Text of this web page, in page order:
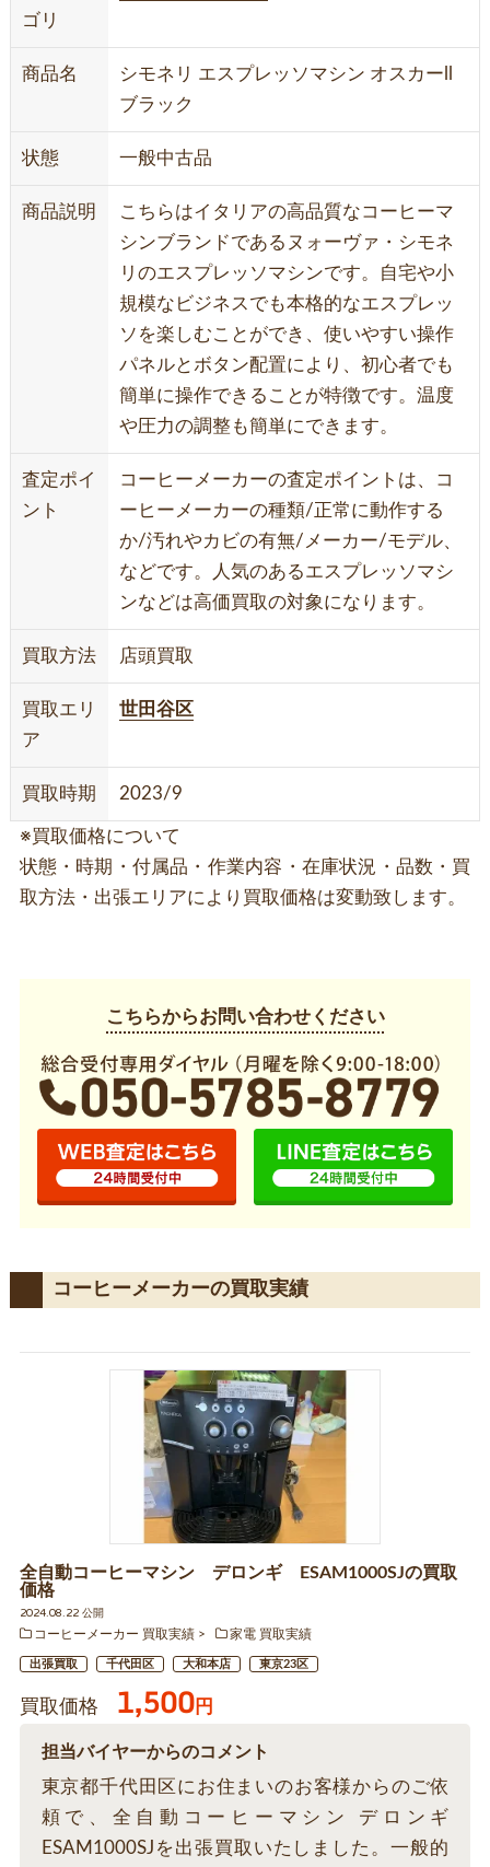
ゴリ
商品名
シモネリ エスプレッソマシン オスカーll
ブラック
状態 一般中古品
商品説明
こちらはイタリアの高品質なコーヒーマ
シンブランドであるヌォーヴァ・シモネ
リのエスプレッソマシンです。自宅や小
規模なビジネスでも本格的なエスプレッ
ソを楽しむことができ、使いやすい操作
パネルとボタン配置により、初心者でも
簡単に操作できることが特徴です。温度
や圧力の調整も簡単にできます。
査定ポイ
ント
コーヒーメーカーの査定ポイントは、コ
ーヒーメーカーの種類/正常に動作する
か/汚れやカビの有無/メーカー/モデル、
などです。人気のあるエスプレッソマシ
ンなどは高価買取の対象になります。
買取方法 店頭買取
買取エリ
ア
世田谷区
買取時期 2023/9
※買取価格について
状態・時期・付属品・作業内容・在庫状況・品数・買
取方法・出張エリアにより買取価格は変動致します。
こちらからお問い合わせください
コーヒーメーカーの買取実績
全自動コーヒーマシン デロンギ ESAM1000SJの買取
価格
2024.08.22 公開
コーヒーメーカー 買取実績
家電 買取実績
出張買取 千代田区 大和本店 東京23区
買取価格 1,500円
担当バイヤーからのコメント
東京都千代田区にお住まいのお客様からのご依
頼で、全自動コーヒーマシン デロンギ
ESAM1000SJを出張買取いたしました。一般的